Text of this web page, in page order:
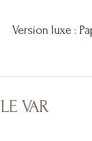
Version luxe :
LE VAR